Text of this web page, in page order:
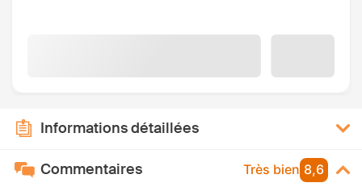
Informations détaillées
Commentaires Très bien 8,6